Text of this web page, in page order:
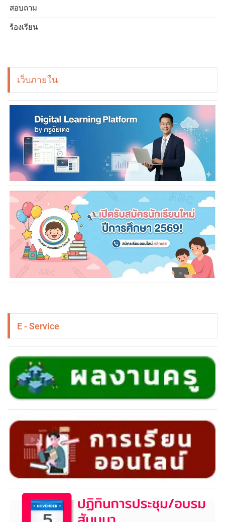
สอบถาม
ร้องเรียน
เว็บภายใน
E - Service